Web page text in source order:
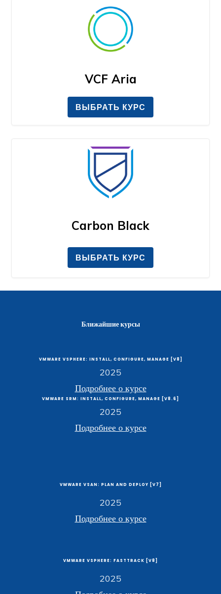
VCF Aria
ВЫБРАТЬ КУРС
Carbon Black
ВЫБРАТЬ КУРС
Ближайшие курсы
VMWARE VSPHERE: INSTALL, CONFIGURE, MANAGE [V8]
2025
Подробнее о курсе
VMWARE SRM: INSTALL, CONFIGURE, MANAGE [V8.6]
2025
Подробнее о курсе
VMWARE VSAN: PLAN AND DEPLOY [V7]
2025
Подробнее о курсе
VMWARE VSPHERE: FASTTRACK [V8]
2025